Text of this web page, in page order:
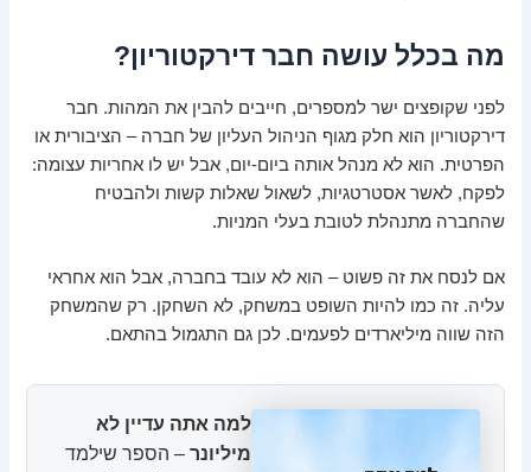
מה בכלל עושה חבר דירקטוריון?
לפני שקופצים ישר למספרים, חייבים להבין את המהות. חבר
דירקטוריון הוא חלק מגוף הניהול העליון של חברה – הציבורית או
הפרטית. הוא לא מנהל אותה ביום-יום, אבל יש לו אחריות עצומה:
לפקח, לאשר אסטרטגיות, לשאול שאלות קשות ולהבטיח
שהחברה מתנהלת לטובת בעלי המניות.
אם לנסח את זה פשוט – הוא לא עובד בחברה, אבל הוא אחראי
עליה. זה כמו להיות השופט במשחק, לא השחקן. רק שהמשחק
הזה שווה מיליארדים לפעמים. לכן גם התגמול בהתאם.
למה אתה עדיין לא
מיליונר – הספר שילמד